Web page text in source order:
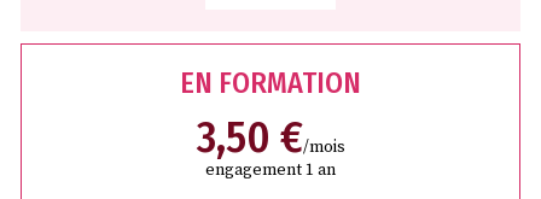
EN FORMATION
3,50 €/mois
engagement 1 an